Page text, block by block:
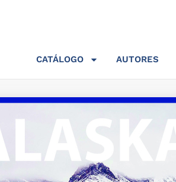
CATÁLOGO AUTORES